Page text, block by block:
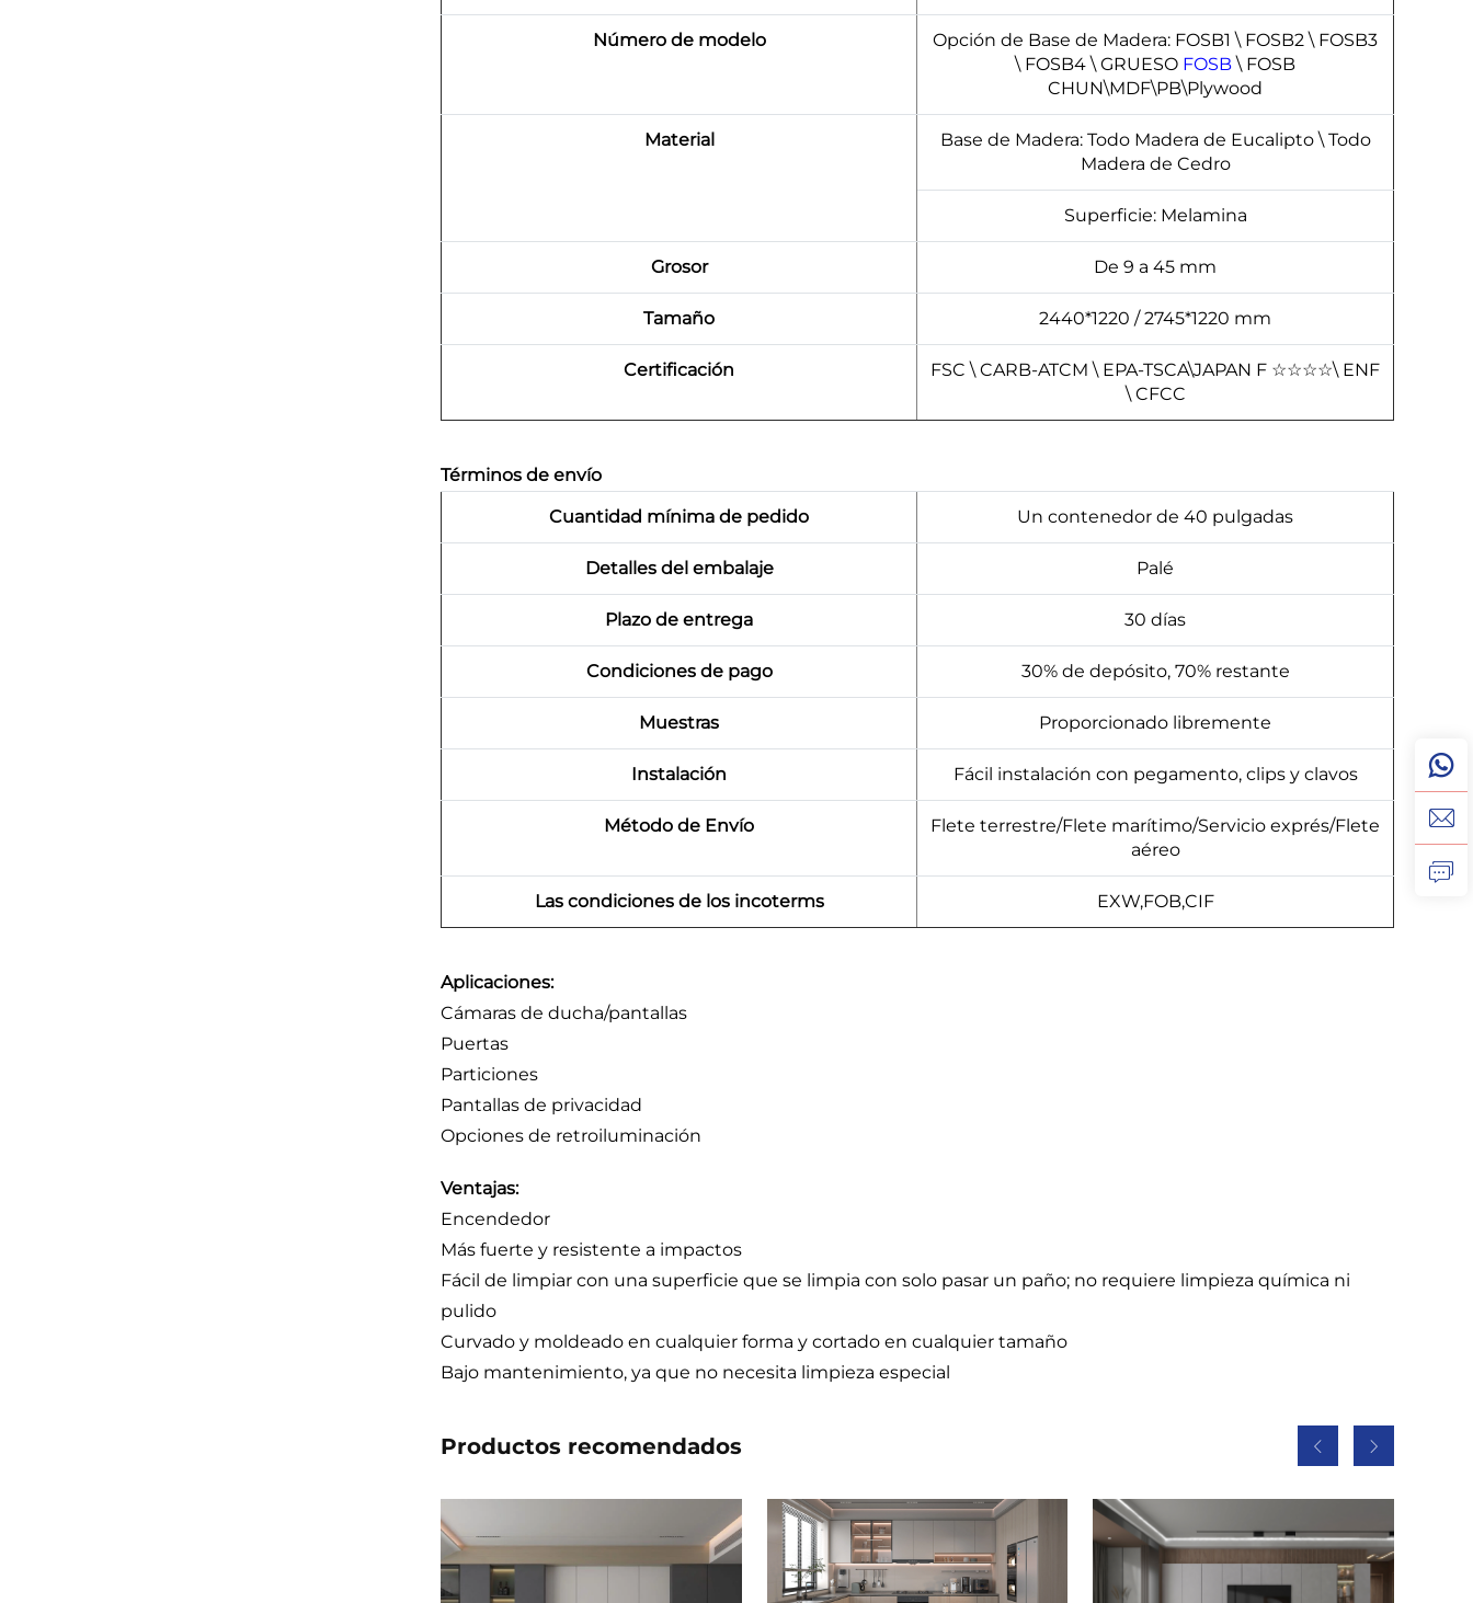
Número de modelo
Opción de Base de Madera: FOSB1 \ FOSB2 \ FOSB3
\ FOSB4 \ GRUESO FOSB\ FOSB
CHUN\MDF\PB\Plywood
Material
Base de Madera: Todo Madera de Eucalipto \ Todo
Madera de Cedro
Superficie: Melamina
Grosor De 9 a 45 mm
Tamaño 2440*1220 / 2745*1220 mm
Certificación FSC \ CARB-ATCM \ EPA-TSCA\JAPAN F ☆☆☆☆\ ENF
\ CFCC
Términos de envío
Cuantidad mínima de pedido
Un contenedor de 40 pulgadas
Detalles del embalaje Palé
Plazo de entrega 30 días
Condiciones de pago 30% de depósito, 70% restante
Muestras Proporcionado libremente
Instalación Fácil instalación con pegamento, clips y clavos
Método de Envío
Flete terrestre/Flete marítimo/Servicio exprés/Flete
aéreo
Las condiciones de los incoterms EXW,FOB,CIF
Aplicaciones:
Cámaras de ducha/pantallas
Puertas
Particiones
Pantallas de privacidad
Opciones de retroiluminación
Ventajas:
Encendedor
Más fuerte y resistente a impactos
Fácil de limpiar con una superficie que se limpia con solo pasar un paño; no requiere limpieza química ni
pulido
Curvado y moldeado en cualquier forma y cortado en cualquier tamaño
Bajo mantenimiento, ya que no necesita limpieza especial
Productos recomendados